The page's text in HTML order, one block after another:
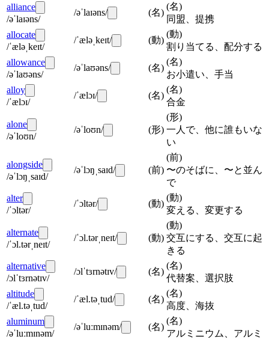
alliance
/əˈlaɪəns/
/əˈlaɪəns/ (名)
(名)
同盟、提携
allocate
/ˈæləˌkeɪt/
/ˈæləˌkeɪt/ (動)
(動)
割り当てる、配分する
allowance
/əˈlaʊəns/
/əˈlaʊəns/ (名)
(名)
お小遣い、手当
alloy
/ˈælɔɪ/
/ˈælɔɪ/ (名)
(名)
合金
alone
/əˈloʊn/
/əˈloʊn/ (形)
(形)
一人で、他に誰もいな
い
alongside
/əˈlɔŋˌsaɪd/
/əˈlɔŋˌsaɪd/ (前)
(前)
〜のそばに、〜と並ん
で
alter
/ˈɔltər/
/ˈɔltər/ (動)
(動)
変える、変更する
alternate
/ˈɔl.tərˌneɪt/
/ˈɔl.tərˌneɪt/ (動)
(動)
交互にする、交互に起
きる
alternative
/ɔlˈtɜrnətɪv/
/ɔlˈtɜrnətɪv/ (名)
(名)
代替案、選択肢
altitude
/ˈæl.təˌtud/
/ˈæl.təˌtud/ (名)
(名)
高度、海抜
aluminum
/əˈluːmɪnəm/
/əˈluːmɪnəm/ (名)
(名)
アルミニウム、アルミ